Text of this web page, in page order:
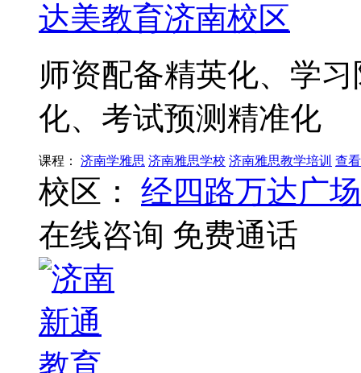
达美教育济南校区
师资配备精英化、学
化、考试预测精准化
课程： 济南学雅思 济南雅思学校 济南雅思教学培训 查
校区：
经四路万达广
在线咨询 免费通话